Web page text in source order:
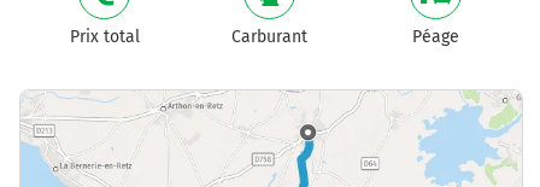
Prix total Carburant Péage